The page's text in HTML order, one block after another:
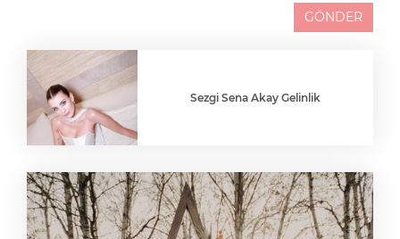
GÖNDER
Sezgi Sena Akay Gelinlik